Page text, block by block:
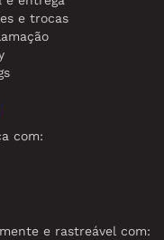
e trocas
com:
e rastreável com: